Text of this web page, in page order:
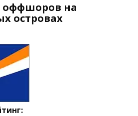
оффшоров на
островах